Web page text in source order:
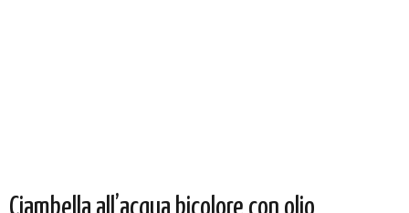
Ciambella all’acqua bicolore con olio